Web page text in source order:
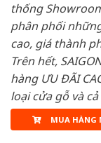
thống
phân phối
cao, giá thành
Trên hết,
hàng ƯU ĐÃI
loại cửa gỗ và
MUA HÀNG